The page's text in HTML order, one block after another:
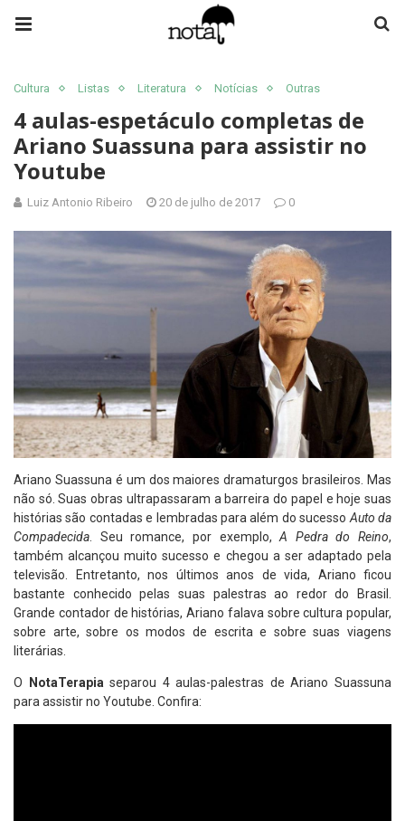
Cultura Listas Literatura Notícias Outras
4 aulas-espetáculo completas de
Ariano Suassuna para assistir no
Youtube
Luiz Antonio Ribeiro 20 de julho de 2017 0
Ariano Suassuna é um dos maiores dramaturgos brasileiros. Mas
não só. Suas obras ultrapassaram a barreira do papel e hoje suas
histórias são contadas e lembradas para além do sucesso Auto da
Compadecida . Seu romance, por exemplo,A Pedra do Reino,
também alcançou muito sucesso e chegou a ser adaptado pela
televisão. Entretanto, nos últimos anos de vida, Ariano ficou
bastante conhecido pelas suas palestras ao redor do Brasil.
Grande contador de histórias, Ariano falava sobre cultura popular,
sobre arte, sobre os modos de escrita e sobre suas viagens
literárias.
O NotaTerapia separou 4 aulas-palestras de Ariano Suassuna
para assistir no Youtube. Confira: